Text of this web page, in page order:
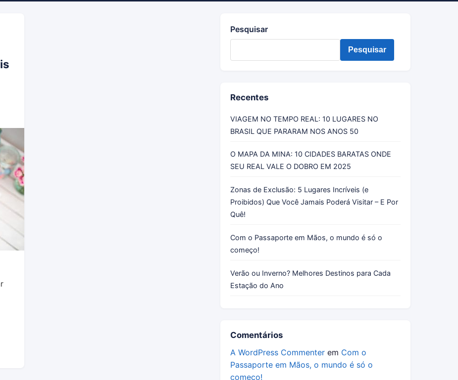
Pesquisar
Pesquisar
Recentes
VIAGEM NO TEMPO REAL: 10 LUGARES NO
BRASIL QUE PARARAM NOS ANOS 50
O MAPA DA MINA: 10 CIDADES BARATAS ONDE
SEU REAL VALE O DOBRO EM 2025
Zonas de Exclusão: 5 Lugares Incríveis (e
Proibidos) Que Você Jamais Poderá Visitar – E Por
Quê!
Com o Passaporte em Mãos, o mundo é só o
começo!
Verão ou Inverno? Melhores Destinos para Cada
Estação do Ano
Comentários
A WordPress Commenterem Com o
Passaporte em Mãos, o mundo é só o
começo!